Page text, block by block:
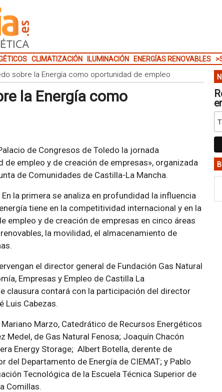
CLIMATIZACIÓN ILUMINACIÓN ENERGÍAS RENOVABLES
sobre la Energía como oportunidad de empleo
la Energía como
de Congresos de Toledo la jornada
empleo y de creación de empresas», organizada
de Comunidades de Castilla-La Mancha.
la primera se analiza en profundidad la influencia
tiene en la competitividad internacional y en la
empleo y de creación de empresas en cinco áreas
la movilidad, el almacenamiento de
el director general de Fundación Gas Natural
Empresas y Empleo de Castilla La
clausura contará con la participación del director
Luis Cabezas.
Marzo, Catedrático de Recursos Energéticos
Medel, de Gas Natural Fenosa; Joaquín Chacón
Energy Storage; Albert Botella, derente de
del Departamento de Energía de CIEMAT; y Pablo
Tecnológica de la Escuela Técnica Superior de
Comillas.